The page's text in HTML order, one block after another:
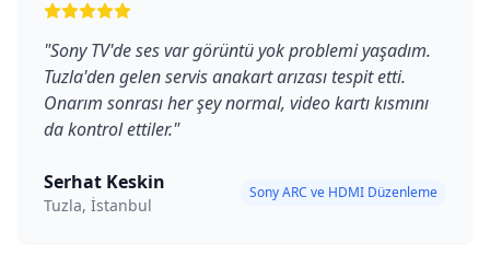
"Sony TV'de ses var görüntü yok problemi yaşadım.
Tuzla'den gelen servis anakart arızası tespit etti.
Onarım sonrası her şey normal, video kartı kısmını
da kontrol ettiler."
Serhat Keskin
Tuzla, İstanbul
Sony ARC ve HDMI Düzenleme